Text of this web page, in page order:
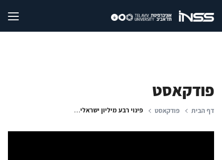
פודקאסט
דף הבית פודקאסט פינוי רבע מיליון ישראלים מביתם: האם המדינה הייתה מוכנה?